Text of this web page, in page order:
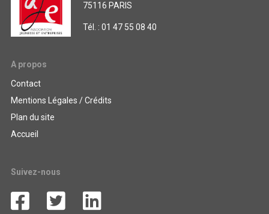
75116 PARIS
Tél. : 01 47 55 08 40
A propos
Contact
Mentions Légales / Crédits
Plan du site
Accueil
Suivez-nous